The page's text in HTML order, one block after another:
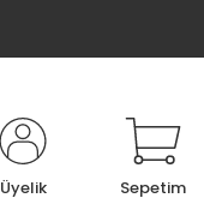
Üyelik Sepetim